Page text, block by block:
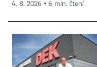
4. 8. 2026 ▪ 6 min. čtení